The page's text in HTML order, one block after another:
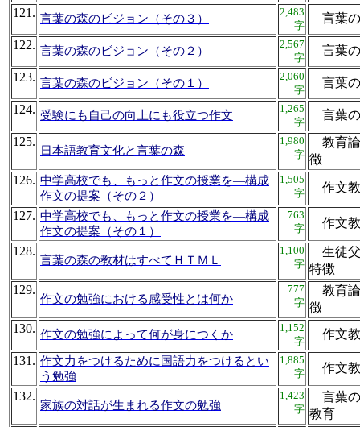
121. 言葉の森のビジョン（その３）
2,483
字
言葉
122. 言葉の森のビジョン（その２）
2,567
字
言葉
123. 言葉の森のビジョン（その１）
2,060
字
言葉
124. 受験にも自己の向上にも役立つ作文
1,265
字
言葉
125.
日本語教育文化と言葉の森
1,980
字
教育
徴
126. 中学高校でも、もっと作文の授業を―構成
作文の提案（その２）
1,505
字
作文
127. 中学高校でも、もっと作文の授業を―構成
作文の提案（その１）
763
字
作文
128.
言葉の森の教材はすべてＨＴＭＬ
1,100
字
生徒
特徴
129.
作文の勉強における感受性とは何か
777
字
教育
徴
130. 作文の勉強によって何が身につくか
1,152
字
作文
131. 作文力をつけるために国語力をつけるとい
う勉強
1,885
字
作文
132.
家族の対話が生まれる作文の勉強
1,423
字
言葉
教育